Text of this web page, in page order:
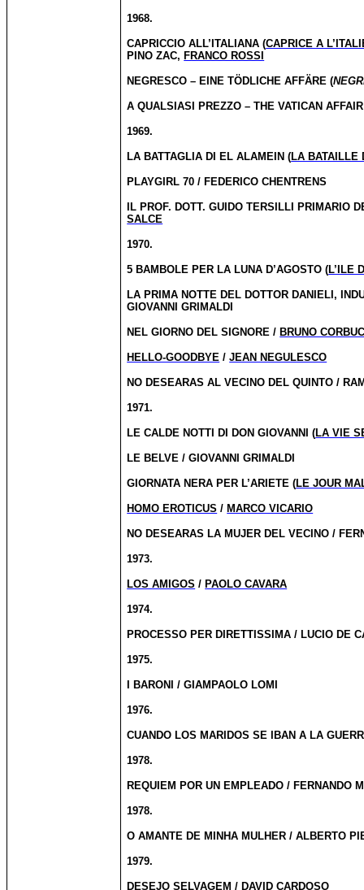
1968.
CAPRICCIO ALL’ITALIANA (CAPRICE A
PINO ZAC, FRANCO ROSSI
NEGRESCO – EINE TÖDLICHE AFFÄRE (
A QUALSIASI PREZZO – THE VATICAN
1969.
LA BATTAGLIA DI EL ALAMEIN (LA BATAILLE
PLAYGIRL 70 / FEDERICO CHENTRENS
IL PROF. DOTT. GUIDO TERSILLI PRIMARIO
SALCE
1970.
5 BAMBOLE PER LA LUNA D’AGOSTO (L’ILE
LA PRIMA NOTTE DEL DOTTOR DANIELI,
GIOVANNI GRIMALDI
NEL GIORNO DEL SIGNORE / BRUNO
HELLO-GOODBYE /JEAN NEGULESCO
NO DESEARAS AL VECINO DEL QUINTO /
1971.
LE CALDE NOTTI DI DON GIOVANNI (LA VIE
LE BELVE / GIOVANNI GRIMALDI
GIORNATA NERA PER L’ARIETE (LE JOUR
HOMO EROTICUS / MARCO VICARIO
NO DESEARAS LA MUJER DEL VECINO /
1973.
LOS AMIGOS / PAOLO CAVARA
1974.
PROCESSO PER DIRETTISSIMA / LUCIO DE
1975.
I BARONI / GIAMPAOLO LOMI
1976.
CUANDO LOS MARIDOS SE IBAN A LA
1978.
REQUIEM POR UN EMPLEADO / FERNANDO
1978.
O AMANTE DE MINHA MULHER / ALBERTO
1979.
DESEJO SELVAGEM / DAVID CARDOSO